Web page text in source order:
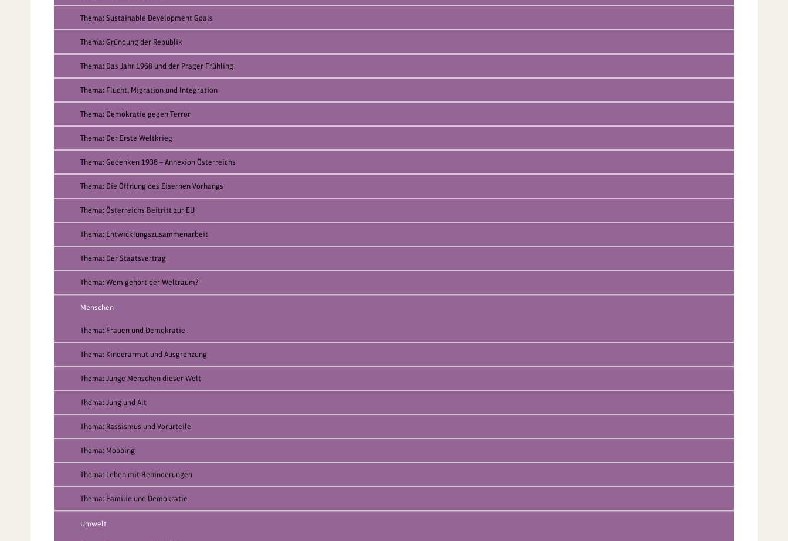
Thema: Sustainable Development Goals
Thema: Gründung der Republik
Thema: Das Jahr 1968 und der Prager Frühling
Thema: Flucht, Migration und Integration
Thema: Demokratie gegen Terror
Thema: Der Erste Weltkrieg
Thema: Gedenken 1938 – Annexion Österreichs
Thema: Die Öffnung des Eisernen Vorhangs
Thema: Österreichs Beitritt zur EU
Thema: Entwicklungszusammenarbeit
Thema: Der Staatsvertrag
Thema: Wem gehört der Weltraum?
Menschen
Thema: Frauen und Demokratie
Thema: Kinderarmut und Ausgrenzung
Thema: Junge Menschen dieser Welt
Thema: Jung und Alt
Thema: Rassismus und Vorurteile
Thema: Mobbing
Thema: Leben mit Behinderungen
Thema: Familie und Demokratie
Umwelt